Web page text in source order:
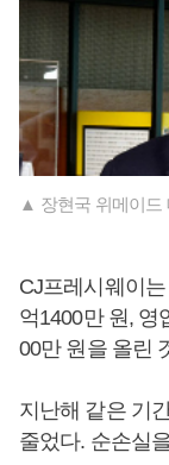
▲ 장현국 위메이드
CJ프레시웨이
억1400만 원, 영
00만 원을 올린
지난해 같은 기
줄었다. 순손실